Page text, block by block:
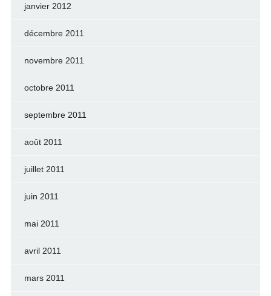
janvier 2012
décembre 2011
novembre 2011
octobre 2011
septembre 2011
août 2011
juillet 2011
juin 2011
mai 2011
avril 2011
mars 2011